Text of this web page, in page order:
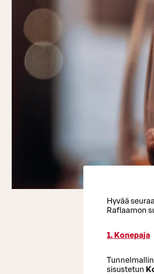
Hyvää
Raflaamon
1. Konepaja
sisustetun